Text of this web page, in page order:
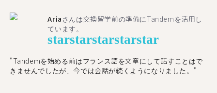
Aria さんは交換留学前の準備にTandemを活用し
ています。
starstarstarstarstar
"​​Tandemを始める前はフランス語を文章にして話すことはで
きませんでしたが、今では会話が続くようになりました。"